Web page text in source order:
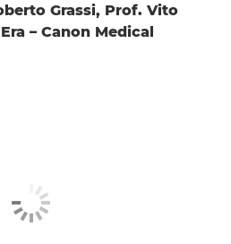
Grassi, Prof. Vito
– Canon Medical